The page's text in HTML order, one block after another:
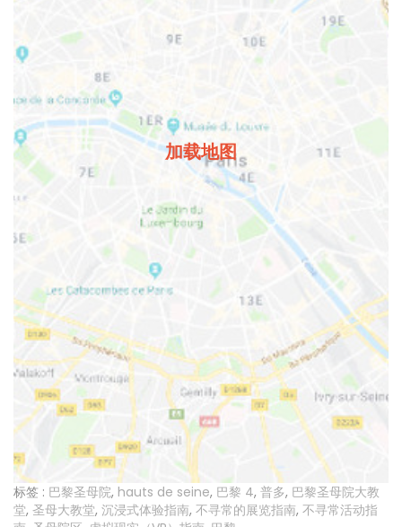
加载地图
标签 : 巴黎圣母院, hauts de seine, 巴黎 4, 普多, 巴黎圣母院大教
堂, 圣母大教堂, 沉浸式体验指南, 不寻常的展览指南, 不寻常活动指